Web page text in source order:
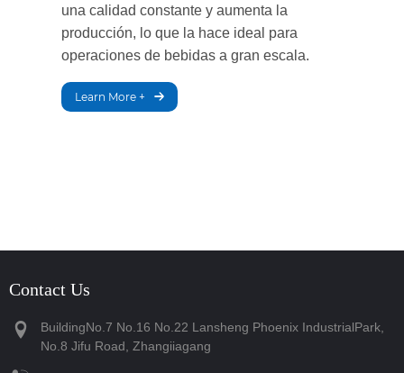
una calidad constante y aumenta la
producción, lo que la hace ideal para
operaciones de bebidas a gran escala.
Learn More +
Contact Us
BuildingNo.7 No.16 No.22 Lansheng Phoenix IndustrialPark,
No.8 Jifu Road, Zhangiiagang